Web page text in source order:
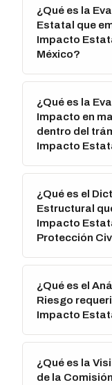
¿Qué es la
Estatal que
Impacto
México?
¿Qué es la
Impacto en
dentro del
Impacto
¿Qué es el
Estructural
Impacto
Protección
¿Qué es el
Riesgo
Impacto
¿Qué es la
de la